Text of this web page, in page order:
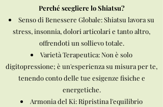
Perché scegliere lo Shiatsu?
Senso di Benessere Globale: Shiatsu lavora su
stress, insonnia, dolori articolari e tanto altro,
offrendoti un sollievo totale.
Varietà Terapeutica: Non è solo
digitopressione; è un'esperienza su misura per te,
tenendo conto delle tue esigenze fisiche e
energetiche.
Armonia del Ki: Ripristina l'equilibrio